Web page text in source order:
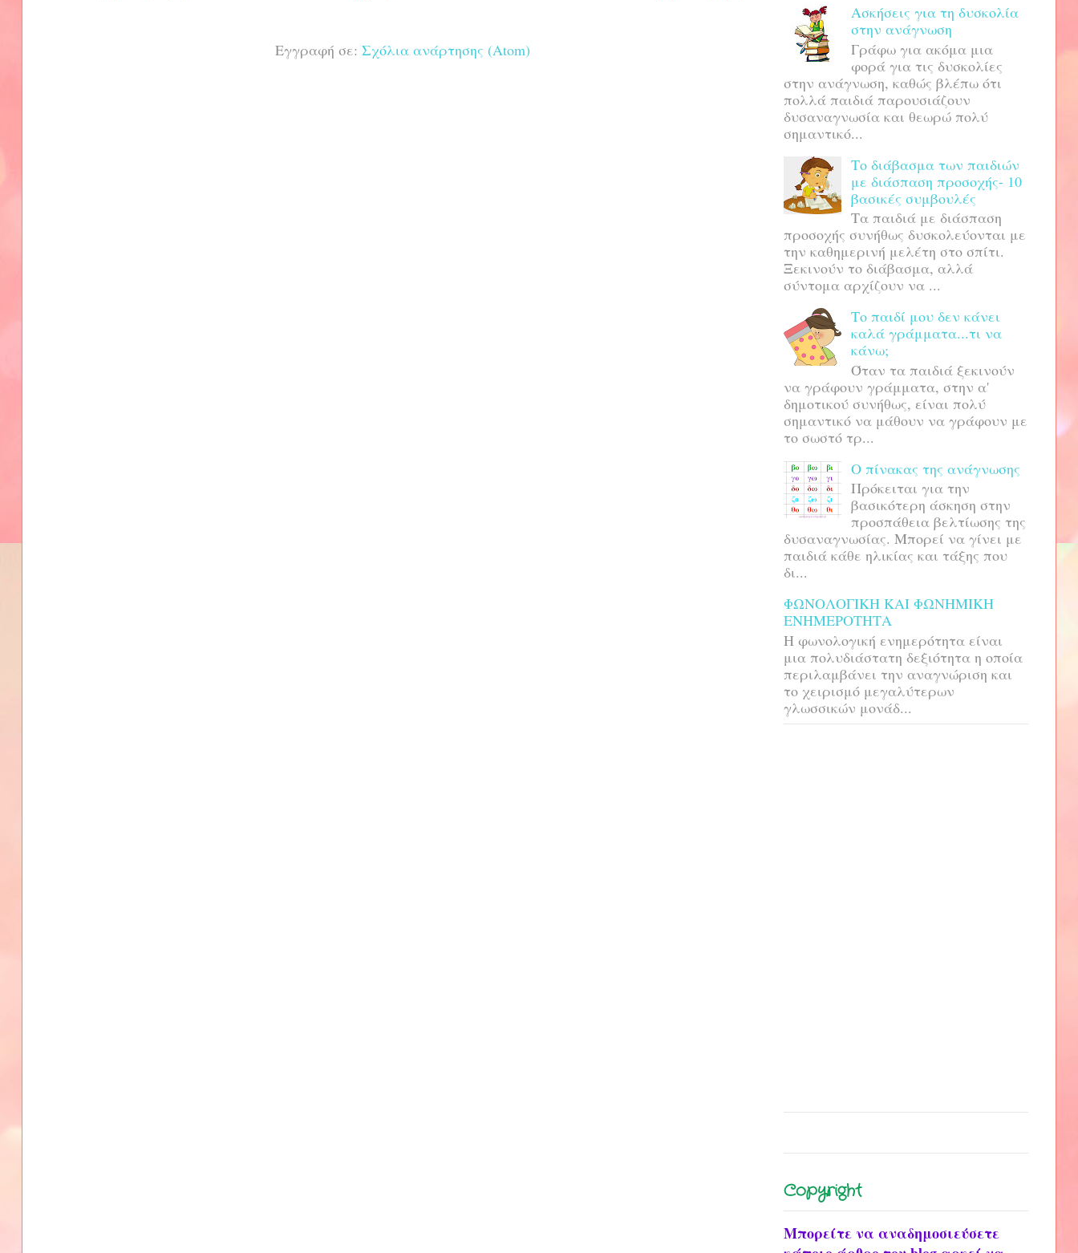
Εγγραφή σε: Σχόλια ανάρτησης (Atom)
Ασκήσεις για τη δυσκολία
στην ανάγνωση
Γράφω για ακόμα μια
φορά για τις δυσκολίες
στην ανάγνωση, καθώς βλέπω ότι
πολλά παιδιά παρουσιάζουν
δυσαναγνωσία και θεωρώ πολύ
σημαντικό...
Το διάβασμα των παιδιών
με διάσπαση προσοχής- 10
βασικές συμβουλές
Τα παιδιά με διάσπαση
προσοχής συνήθως δυσκολεύονται με
την καθημερινή μελέτη στο σπίτι.
Ξεκινούν το διάβασμα, αλλά
σύντομα αρχίζουν να ...
Το παιδί μου δεν κάνει
καλά γράμματα...τι να
κάνω;
Όταν τα παιδιά ξεκινούν
να γράφουν γράμματα, στην α'
δημοτικού συνήθως, είναι πολύ
σημαντικό να μάθουν να γράφουν με
το σωστό τρ...
Ο πίνακας της ανάγνωσης
Πρόκειται για την
βασικότερη άσκηση στην
προσπάθεια βελτίωσης της
δυσαναγνωσίας. Μπορεί να γίνει με
παιδιά κάθε ηλικίας και τάξης που
δι...
ΦΩΝΟΛΟΓΙΚΗ ΚΑΙ ΦΩΝΗΜΙΚΗ
ΕΝΗΜΕΡΟΤΗΤΑ
H φωνολογική ενημερότητα είναι
μια πολυδιάστατη δεξιότητα η οποία
περιλαμβάνει την αναγνώριση και
το χειρισμό μεγαλύτερων
γλωσσικών μονάδ...
Copyright
Μπορείτε να αναδημοσιεύσετε